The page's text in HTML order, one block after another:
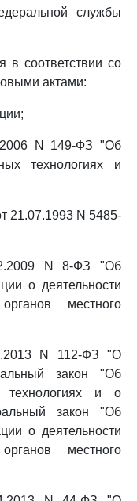
службы
в соответствии со
актами:
N 149-ФЗ "Об
технологиях и
21.07.1993 N 5485-
N 8-ФЗ "Об
о деятельности
местного
N 112-ФЗ "О
закон "Об
технологиях и о
закон "Об
о деятельности
местного